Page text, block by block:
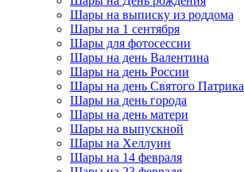
Шары на выписку из роддома
Шары на 1 сентября
Шары для фотосессии
Шары на день Валентина
Шары на день России
Шары на день Святого Патрика
Шары на день города
Шары на день матери
Шары на выпускной
Шары на Хеллуин
Шары на 14 февраля